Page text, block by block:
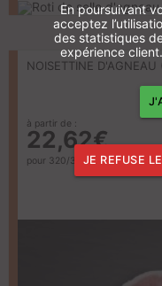
NOISETTINE D'AGNEAU
à partir de :
22,62€
pour 320/360g 64,60 €/Kg
En poursuivant
acceptez
des statistiques
expérience
JE REFUSE